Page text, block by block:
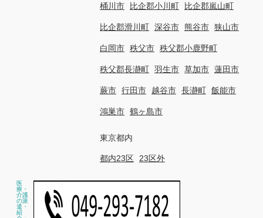
桶川市 比企郡小川町 比企郡嵐山町
比企郡滑川町 深谷市 熊谷市 狭山市
白岡市 秩父市 秩父郡小鹿野町
秩父郡長瀞町 羽生市 草加市 蓮田市
蕨市 行田市 越谷市 長瀞町 飯能市
鴻巣市 鶴ヶ島市
東京都内
都内23区 23区外
医
療・
介護
の派
遣・
紹